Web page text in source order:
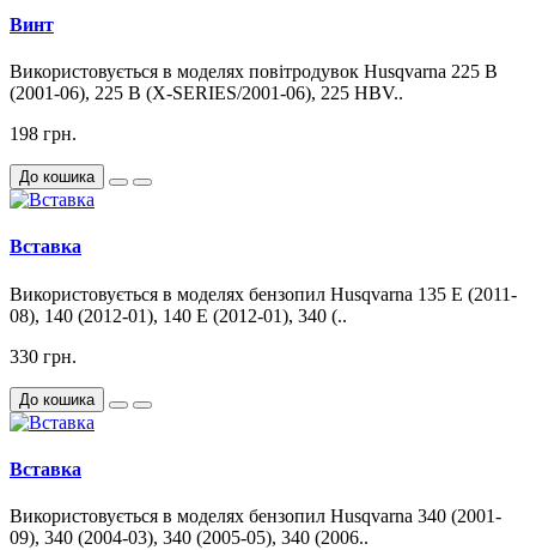
Винт
Використовується в моделях повітродувок Husqvarna 225 B
(2001-06), 225 B (X-SERIES/2001-06), 225 HBV..
198 грн.
До кошика
Вставка
Використовується в моделях бензопил Husqvarna 135 E (2011-
08), 140 (2012-01), 140 E (2012-01), 340 (..
330 грн.
До кошика
Вставка
Використовується в моделях бензопил Husqvarna 340 (2001-
09), 340 (2004-03), 340 (2005-05), 340 (2006..